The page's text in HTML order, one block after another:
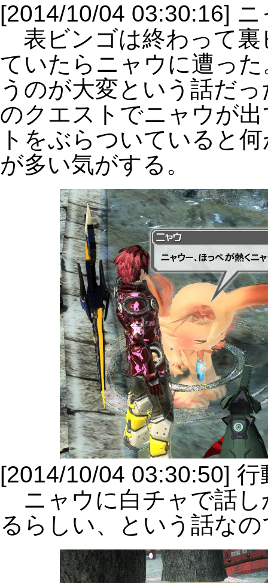
[2014/10/04 03:30:16]
表ビンゴは終わって裏
ていたらニャウに遭っ
うのが大変という話だ
のクエストでニャウが
トをぶらついていると
が多い気がする。
[2014/10/04 03:30:50]
ニャウに白チャで話し
るらしい、という話な